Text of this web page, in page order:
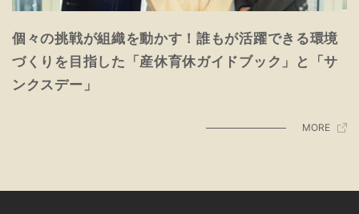
個々の挑戦が組織を動かす！誰もが活躍できる環境
づくりを目指した「産休育休ガイドブック」と「サ
ンクスデー」
MORE